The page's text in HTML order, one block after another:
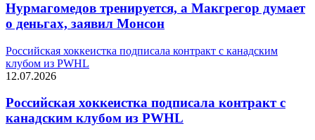
Нурмагомедов тренируется, а Макгрегор думает
о деньгах, заявил Монсон
Российская хоккеистка подписала контракт с канадским
клубом из PWHL
12.07.2026
Российская хоккеистка подписала контракт с
канадским клубом из PWHL